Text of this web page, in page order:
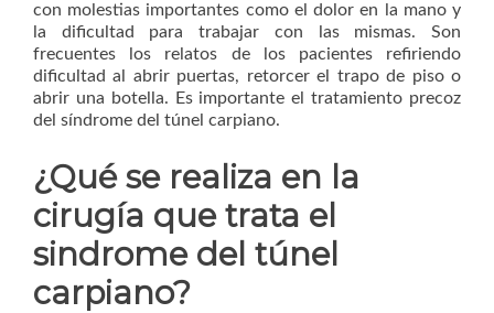
con molestias importantes como el dolor en la mano y
la dificultad para trabajar con las mismas. Son
frecuentes los relatos de los pacientes refiriendo
dificultad al abrir puertas, retorcer el trapo de piso o
abrir una botella. Es importante el tratamiento precoz
del síndrome del túnel carpiano.
¿Qué se realiza en la
cirugía que trata el
sindrome del túnel
carpiano?